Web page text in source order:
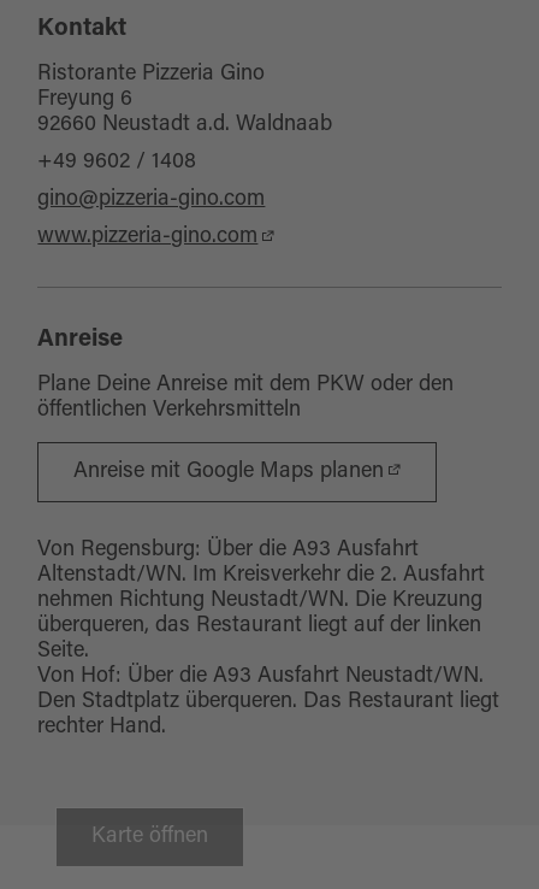
Sitzplätze Außenbereich:
Karte öffnen
Kontakt
Ristorante Pizzeria Gino
Freyung 6
92660 Neustadt a.d. Waldnaab
+49 9602 / 1408
gino@pizzeria-gino.com
www.pizzeria-gino.com
Anreise
Plane Deine Anreise mit dem PKW oder den
öffentlichen Verkehrsmitteln
Anreise mit Google Maps planen
Von Regensburg: Über die A93 Ausfahrt
Altenstadt/WN. Im Kreisverkehr die 2. Ausfahrt
nehmen Richtung Neustadt/WN. Die Kreuzung
überqueren, das Restaurant liegt auf der linken
Seite.
Von Hof: Über die A93 Ausfahrt Neustadt/WN.
Den Stadtplatz überqueren. Das Restaurant liegt
rechter Hand.